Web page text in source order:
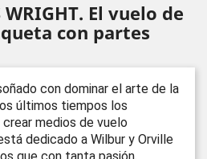
WRIGHT. El vuelo de
con partes
con dominar el arte de la
últimos tiempos los
medios de vuelo
dedicado a Wilbur y Orville